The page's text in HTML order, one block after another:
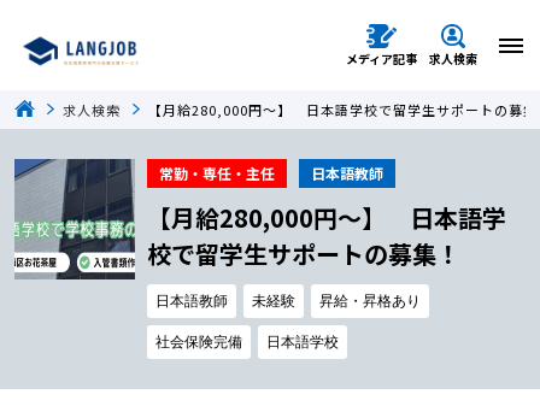
メディア記事 求人検索
求人検索 【月給280,000円〜】 日本語学校で留学生サポートの募
常勤・専任・主任 日本語教師
【月給280,000円〜】 日本語学
校で留学生サポートの募集！
日本語教師 未経験 昇給・昇格あり
社会保険完備 日本語学校